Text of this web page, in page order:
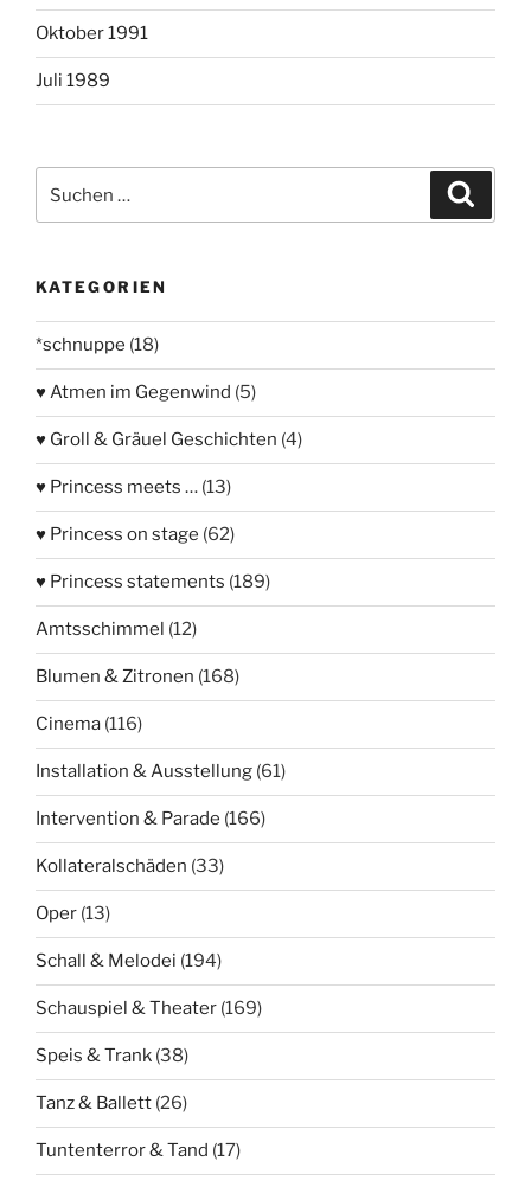
Oktober 1991
Juli 1989
nach:
KATEGORIEN
*schnuppe (18)
♥ Atmen im Gegenwind (5)
♥ Groll & Gräuel Geschichten (4)
♥ Princess meets … (13)
♥ Princess on stage (62)
♥ Princess statements (189)
Amtsschimmel (12)
Blumen & Zitronen (168)
Cinema (116)
Installation & Ausstellung (61)
Intervention & Parade (166)
Kollateralschäden (33)
Oper (13)
Schall & Melodei (194)
Schauspiel & Theater (169)
Speis & Trank (38)
Tanz & Ballett (26)
Tuntenterror & Tand (17)